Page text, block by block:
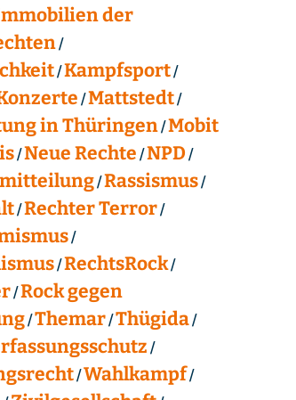
der
Kampfsport
Mattstedt
in Thüringen Mobit
Neue Rechte NPD
Rassismus
Rechter Terror
RechtsRock
Rock gegen
Themar Thügida
Wahlkampf